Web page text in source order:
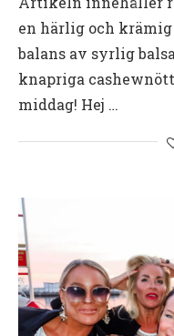
en härlig och
balans av syrlig
knapriga
middag! Hej …